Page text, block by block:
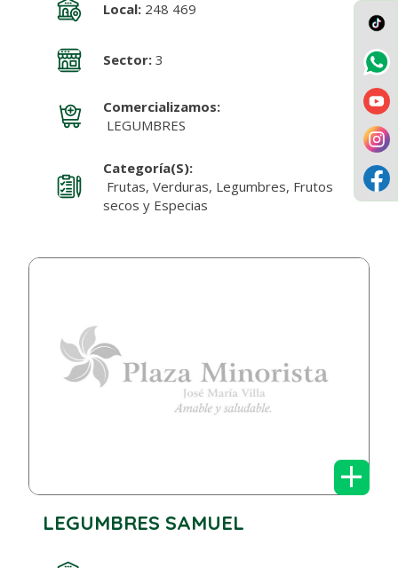
Local:248 469
Sector:3
Comercializamos:
LEGUMBRES
Categoría(s):
Frutas, Verduras, Legumbres, Frutos
secos y Especias
+
LEGUMBRES SAMUEL